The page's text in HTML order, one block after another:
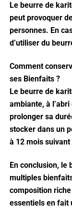
Le beurre de
peut provoquer
personnes. En
d’utiliser du
Comment
ses Bienfaits ?
Le beurre de
ambiante, à
prolonger sa
stocker dans un
à 12 mois suivant
En conclusion, le
multiples
composition
essentiels en fait